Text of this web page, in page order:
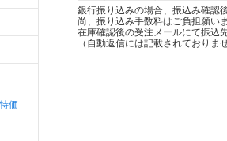
価
銀行振り込みの場合、振込み確認
尚、振り込み手数料はご負担願い
在庫確認後の受注メールにて振込
（自動返信には記載されておりま